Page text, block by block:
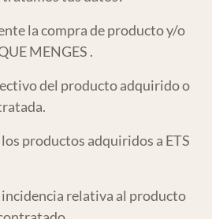
la compra de producto y/o
MENGES .
del producto adquirido o
productos adquiridos a ETS
relativa al producto